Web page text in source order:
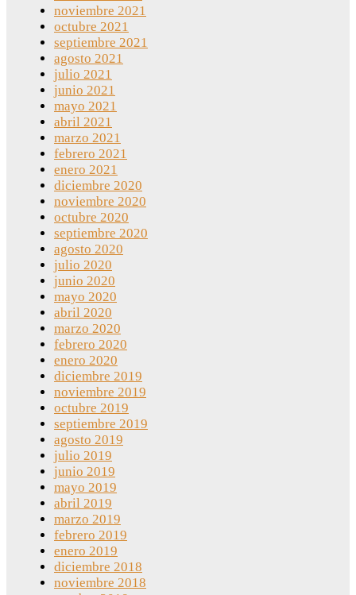
noviembre 2021
octubre 2021
septiembre 2021
agosto 2021
julio 2021
junio 2021
mayo 2021
abril 2021
marzo 2021
febrero 2021
enero 2021
diciembre 2020
noviembre 2020
octubre 2020
septiembre 2020
agosto 2020
julio 2020
junio 2020
mayo 2020
abril 2020
marzo 2020
febrero 2020
enero 2020
diciembre 2019
noviembre 2019
octubre 2019
septiembre 2019
agosto 2019
julio 2019
junio 2019
mayo 2019
abril 2019
marzo 2019
febrero 2019
enero 2019
diciembre 2018
noviembre 2018